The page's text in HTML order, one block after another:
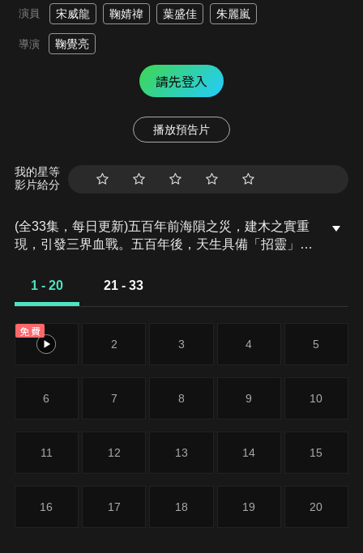
演員 宋威龍 鞠婧禕 葉盛佳 朱麗嵐
導演 鞠覺亮
請先登入
播放預告片
我的星等
影片給分
(全33集，每日更新)五百年前海隕之災，建木之實重
現，引發三界血戰。五百年後，天生具備「招靈」體
從最初的互坑轉為同伴，共同考入雛鳳書院並進入無
身，而雷修遠則是魔族首領夜叉轉世。兩人之間存在
著「非生即死」的宿命詛咒：夜叉唯有煉化建木方能
扎。當毀滅性的「海隕」再度降臨，黎非選擇放下怨
追尋，兩人最終化解了千年的生死詛咒，促成仙、
1 - 20 21 - 33
免費
1 2 3 4 5
6 7 8 9 10
11 12 13 14 15
16 17 18 19 20